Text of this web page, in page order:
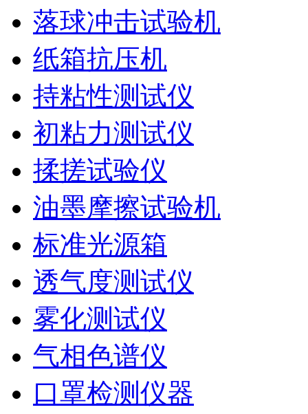
落球冲击试验机
纸箱抗压机
持粘性测试仪
初粘力测试仪
揉搓试验仪
油墨摩擦试验机
标准光源箱
透气度测试仪
雾化测试仪
气相色谱仪
口罩检测仪器